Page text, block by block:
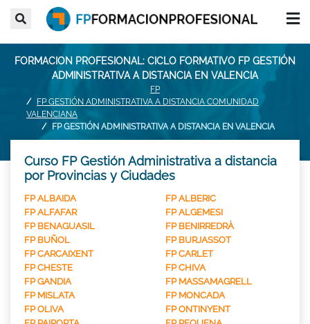
FORMACION PROFESIONAL: CICLO FORMATIVO FP GESTIÓN
ADMINISTRATIVA A DISTANCIA EN VALENCIA
FP
FP GESTIÓN ADMINISTRATIVA A DISTANCIA COMUNIDAD
VALENCIANA
FP GESTIÓN ADMINISTRATIVA A DISTANCIA EN VALENCIA
Curso FP Gestión Administrativa a distancia
por Provincias y Ciudades
FP ALBAIDA
FP ALBERIC
FP ALFAFAR
FP ALGEMESI
FP BENAGUASIL
FP BENIRREDRÀ
FP BUÑOL
FP BURJASSOT
FP CARCAIXENT
FP CARLET
FP CHESTE
FP CHIVA
FP GANDIA
FP MASSAMAGRELL
FP MISLATA
FP MONCADA
FP OLIVA
FP ONTINYENT